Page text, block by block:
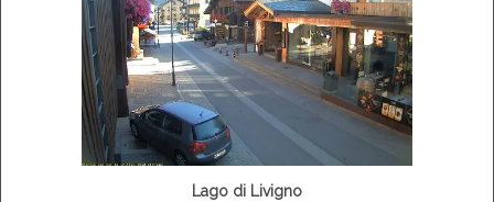
Lago di Livigno